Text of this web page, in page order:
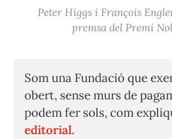
Peter Higgs i François
premsa del Premi
Som una Fundació que
obert, sense murs de
podem fer sols, com
editorial.